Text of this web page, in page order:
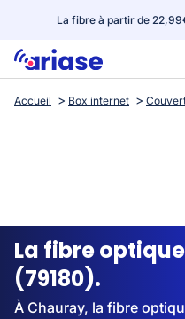
La fibre à partir de
Box internet
Streaming
Accueil Box internet
La fibre
(79180).
À Chauray, la fibre